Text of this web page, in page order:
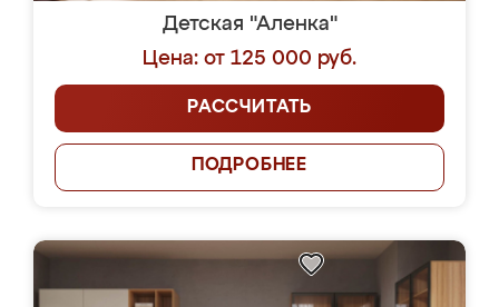
Детская "Аленка"
Цена: от 125 000 руб.
РАССЧИТАТЬ
ПОДРОБНЕЕ